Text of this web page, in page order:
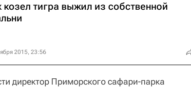
козел тигра выжил из собственной
2015, 23:56
директор Приморского сафари-парка